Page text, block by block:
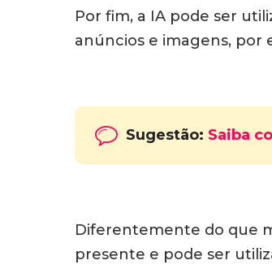
Por fim, a IA pode ser
anúncios e imagens, por
Sugestão: Saiba
Diferentemente do que
presente e pode ser